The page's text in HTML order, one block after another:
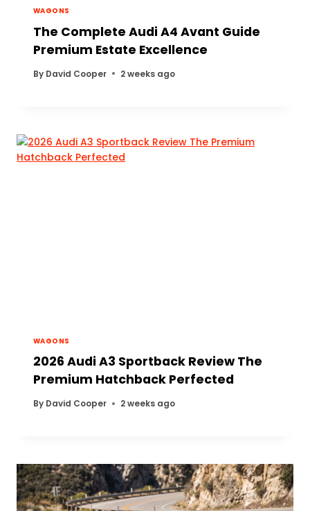
WAGONS
The Complete Audi A4 Avant Guide
Premium Estate Excellence
By David Cooper 2 weeks ago
WAGONS
2026 Audi A3 Sportback Review The
Premium Hatchback Perfected
By David Cooper 2 weeks ago